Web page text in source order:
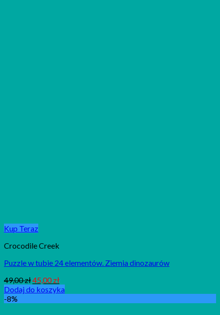
Kup Teraz
Crocodile Creek
Puzzle w tubie 24 elementów. Ziemia dinozaurów
49,00zł45,00zł
Dodaj do koszyka
-8%